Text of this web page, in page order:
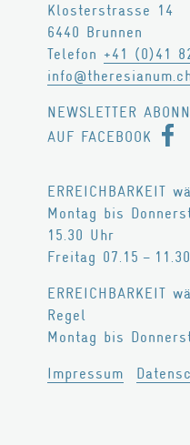
ÜBER UNS
Philosophie
Geschichte
Trägerschaft
Zertifikate
Legate / Erbschaften
MITARBEITENDE
Schulleitung
Lehrpersonen
Marketing /
Klosterstrasse 14
6440 Brunnen
Telefon +41 (0)41
NEWSLETTER
AUF FACEBOOK
ERREICHBARKEIT
Montag bis
15.30 Uhr
Freitag 07.15 – 11.30
ERREICHBARKEIT
Regel
Montag bis
Impressum